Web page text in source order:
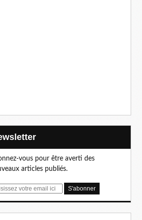
vous pour être averti des
articles publiés.